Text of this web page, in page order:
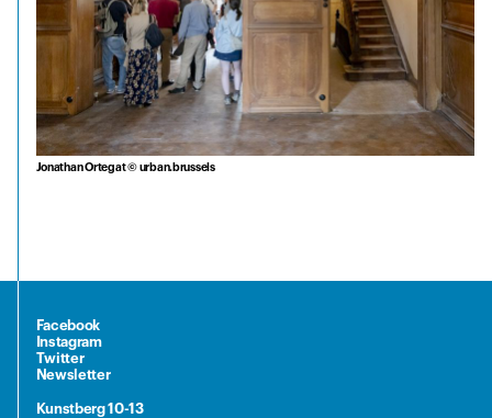
Jonathan Ortegat © urban.brussels
Facebook
Instagram
Twitter
Newsletter
Kunstberg 10-13